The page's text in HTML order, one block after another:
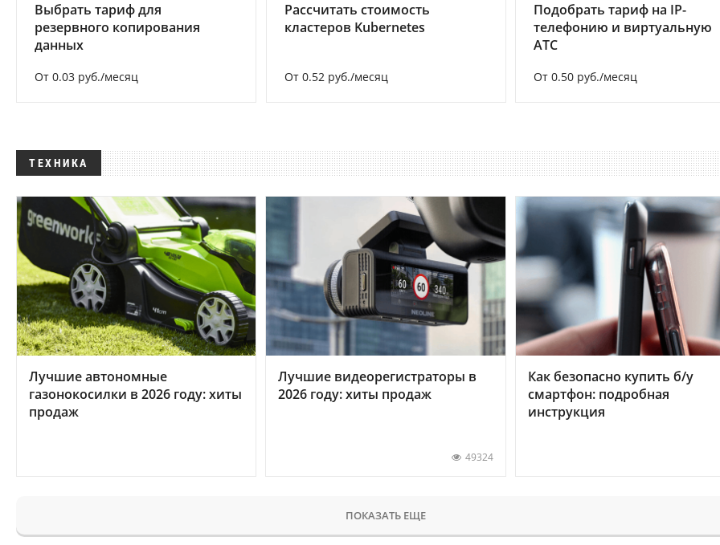
Выбрать тариф для
резервного копирования
данных
От 0.03 руб./месяц
Рассчитать стоимость
кластеров Kubernetes
От 0.52 руб./месяц
Подобрать тариф на IP-
телефонию и виртуальную
АТС
От 0.50 руб./месяц
ТЕХНИКА
Лучшие автономные
газонокосилки в 2026 году: хиты
продаж
Лучшие видеорегистраторы в
2026 году: хиты продаж
49324
Как безопасно купить б/у
смартфон: подробная
инструкция
ПОКАЗАТЬ ЕЩЕ